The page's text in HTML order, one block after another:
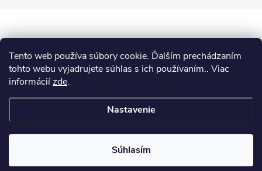
Tento web používa súbory cookie. Ďalším prechádzaním
tohto webu vyjadrujete súhlas s ich používaním.. Viac
informáciízde.
Nastavenie
Súhlasím